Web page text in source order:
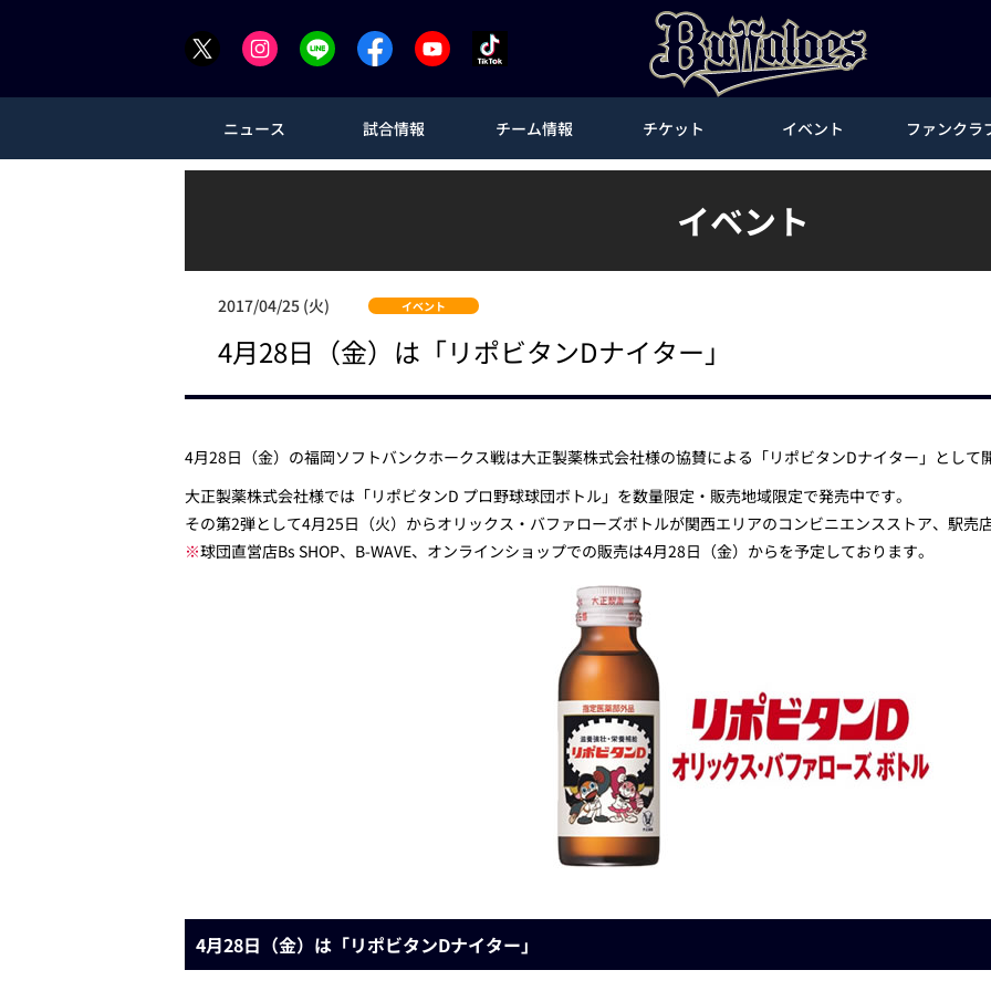
ニュース 試合情報 チーム情報 チケット イベント ファンクラ
イベント
2017/04/25 (火) イベント
4月28日（金）は「リポビタンDナイター」
4月28日（金）の福岡ソフトバンクホークス戦は大正製薬株式会社様の協賛による「リポビタンDナイター」として
大正製薬株式会社様では「リポビタンD プロ野球球団ボトル」を数量限定・販売地域限定で発売中です。
その第2弾として4月25日（火）からオリックス・バファローズボトルが関西エリアのコンビニエンスストア、駅売
※球団直営店Bs SHOP、B-WAVE、オンラインショップでの販売は4月28日（金）からを予定しております。
4月28日（金）は「リポビタンDナイター」